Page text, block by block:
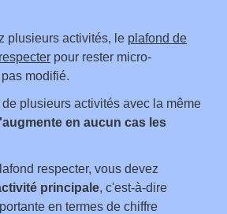
plusieurs activités, le plafond de
pour rester micro-
modifié.
plusieurs activités avec la même
en aucun cas les
respecter, vous devez
principale, c'est-à-dire
en termes de chiffre